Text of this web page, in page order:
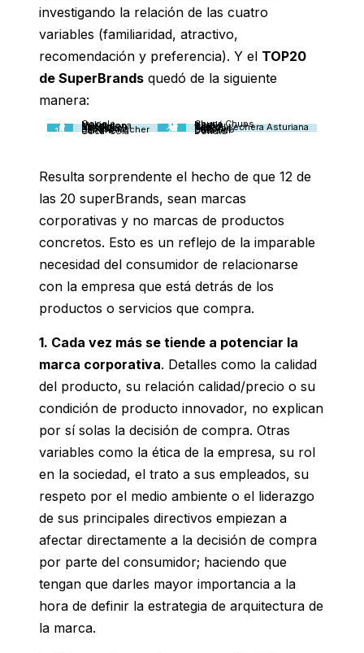
investigando la relación de las cuatro
variables (familiaridad, atractivo,
recomendación y preferencia). Y el TOP20
de SuperBrands quedó de la siguiente
manera:
1 Google 11 Chupa Chups
2 Nokia 12 Nestlé
3 Mercadona 13 Bimbo
4 Decathlon 14 Sony
5 Nocilla 15 Central Lechera Asturiana
6 Nescafé 16 YouTube
7 El Caserío 17 Frigo
8 Ferrero Rocher 18 Cola Cao
9 Danone 19 Duracell
10 Coca-Cola 20 Donuts
Resulta sorprendente el hecho de que 12 de
las 20 superBrands, sean marcas
corporativas y no marcas de productos
concretos. Esto es un reflejo de la imparable
necesidad del consumidor de relacionarse
con la empresa que está detrás de los
productos o servicios que compra.
1. Cada vez más se tiende a potenciar la
marca corporativa. Detalles como la calidad
del producto, su relación calidad/precio o su
condición de producto innovador, no explican
por sí solas la decisión de compra. Otras
variables como la ética de la empresa, su rol
en la sociedad, el trato a sus empleados, su
respeto por el medio ambiente o el liderazgo
de sus principales directivos empiezan a
afectar directamente a la decisión de compra
por parte del consumidor; haciendo que
tengan que darles mayor importancia a la
hora de definir la estrategia de arquitectura de
la marca.